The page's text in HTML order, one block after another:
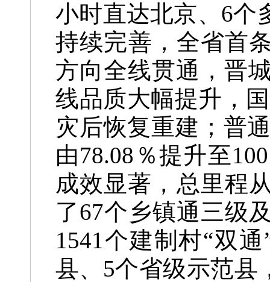
小时直达北京、6个
持续完善，全省首
方向全线贯通，晋
线品质大幅提升，
灾后恢复重建；普
由78.08％提升至
成效显著，总里程
了67个乡镇通三级
1541个建制村“双
县、5个省级示范县